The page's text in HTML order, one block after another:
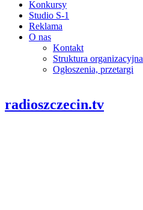
Konkursy
Studio S-1
Reklama
O nas
Kontakt
Struktura organizacyjna
Ogłoszenia, przetargi
radioszczecin.tv